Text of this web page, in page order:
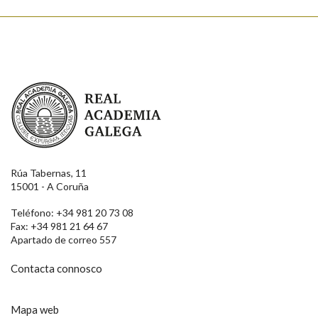
Real Academia Galega
Rúa Tabernas, 11
15001 - A Coruña
Teléfono: +34 981 20 73 08
Fax: +34 981 21 64 67
Apartado de correo 557
Contacta connosco
Mapa web